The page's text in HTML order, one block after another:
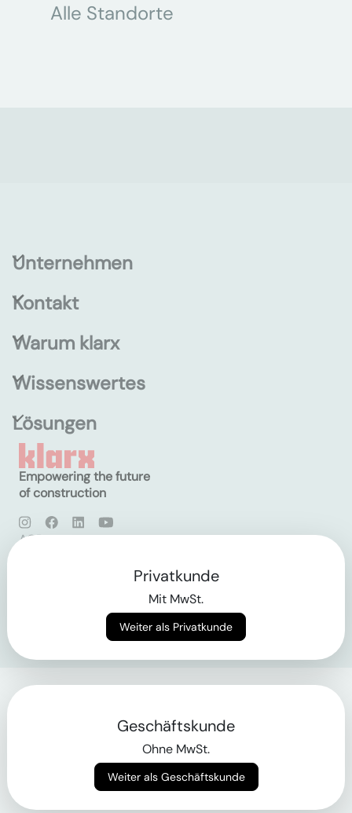
Alle Standorte
Unternehmen
Kontakt
Warum klarx
Wissenswertes
Lösungen
Empowering the future
of construction
AGB
Privatkunde
Mit MwSt.
Weiter als Privatkunde
Geschäftskunde
Ohne MwSt.
Weiter als Geschäftskunde